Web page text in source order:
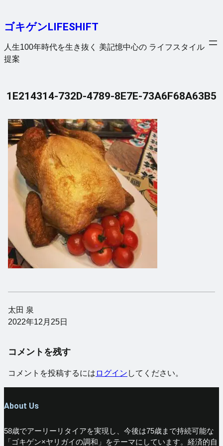
を
ス
キ
ゴキゲンLIFESHIFT
人生100年時代を生き抜く 美記憶中心の ライフスタイル
提案
1E214314-732D-4789-8E7E-73A6F68A63B5
太田 泉
2022年12月25日
コメントを残す
コメントを投稿するには ログイン してください。
About Us
58歳でアーリーリタイアを実現し、今後は75歳まで持続可能な
「ゴキゲン×ヤリガイの調和」をテーマにしています。経済的自